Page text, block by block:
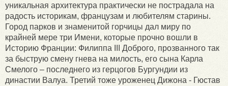
уникальная архитектура практически не пострадала на
радость историкам, французам и любителям старины.
Город парков и знаменитой горчицы дал миру по
крайней мере три Имени, которые прочно вошли в
Историю Франции: Филиппа III Доброго, прозванного так
за быструю смену гнева на милость, его сына Карла
Смелого – последнего из герцогов Бургундии из
династии Валуа. Третий тоже уроженец Дижона - Гюстав